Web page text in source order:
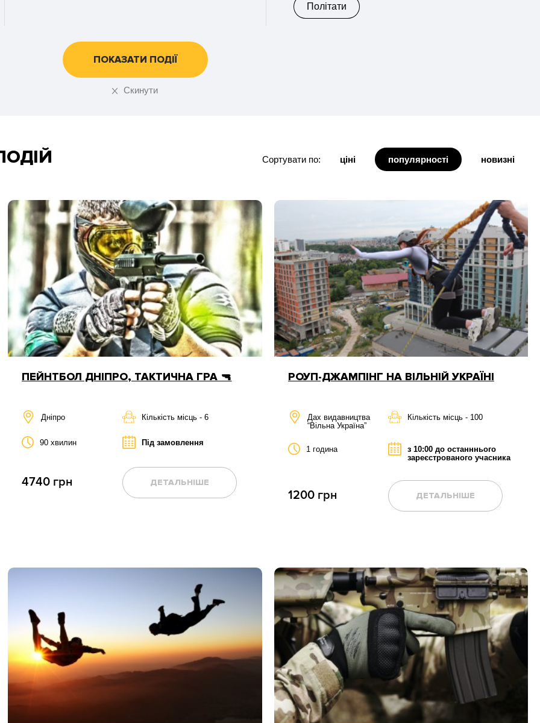
Політати
ПОКАЗАТИ ПОДІЇ
Скинути
Сортувати по: ціні популярності новизні
ПЕЙНТБОЛ ДНІПРО, ТАКТИЧНА ГРА 🔫
Дніпро Кількість місць - 6
90 хвилин Під замовлення
4740 грн ДЕТАЛЬНІШЕ
РОУП-ДЖАМПІНГ НА ВІЛЬНІЙ УКРАЇНІ
Дах видавництва
“Вільна Україна”
Кількість місць - 100
1 година
з 10:00 до останннього
зареєстрованого учасника
1200 грн ДЕТАЛЬНІШЕ